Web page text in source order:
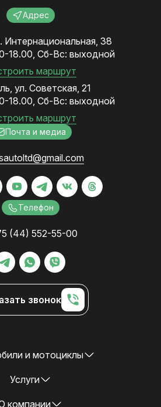
Адрес
Интернациональная, 38
18.00, Сб-Вс: выходной
маршрут
ул. Советская, 21
18.00, Сб-Вс: выходной
маршрут
Почта и медиа
Телефон
(44) 552-55-00
звонок
и мотоциклы
Услуги
компании